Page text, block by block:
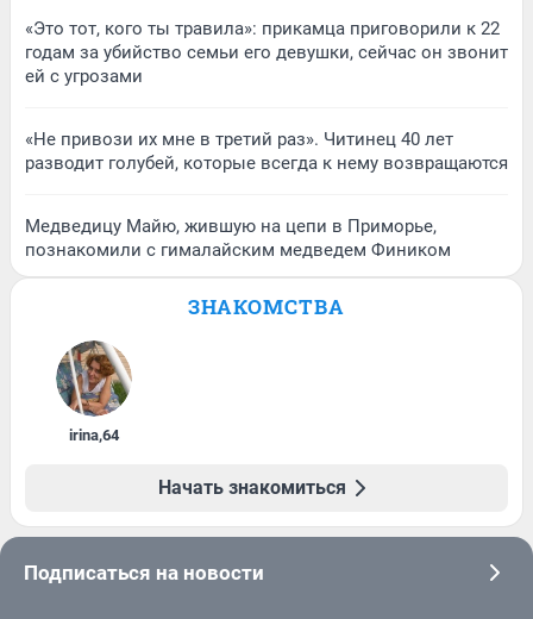
«Это тот, кого ты травила»: прикамца приговорили к 22
годам за убийство семьи его девушки, сейчас он звонит
ей с угрозами
«Не привози их мне в третий раз». Читинец 40 лет
разводит голубей, которые всегда к нему возвращаются
Медведицу Майю, жившую на цепи в Приморье,
познакомили с гималайским медведем Фиником
ЗНАКОМСТВА
irina,64
Начать знакомиться
Подписаться на новости